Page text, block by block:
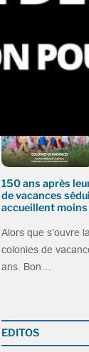
ambitions
Quarante ans
SOS poursuit sa
150 ans après
de vacances
accueillent moins
Alors que s’ouvre
colonies de
ans. Bon…
EDITOS